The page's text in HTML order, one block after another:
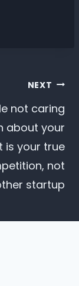
NEXT
not caring
about your
is your true
not
startup